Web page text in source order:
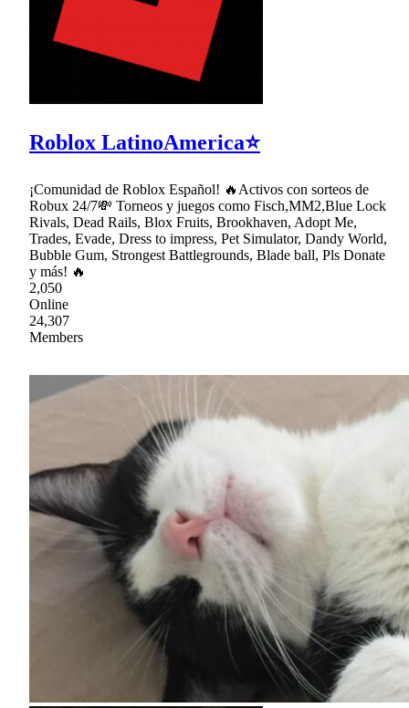
Roblox LatinoAmerica⭐
¡Comunidad de Roblox Español! 🔥Activos con sorteos de
Robux 24/7💸 Torneos y juegos como Fisch,MM2,Blue Lock
Rivals, Dead Rails, Blox Fruits, Brookhaven, Adopt Me,
Trades, Evade, Dress to impress, Pet Simulator, Dandy World,
Bubble Gum, Strongest Battlegrounds, Blade ball, Pls Donate
y más! 🔥
2,050
Online
24,307
Members